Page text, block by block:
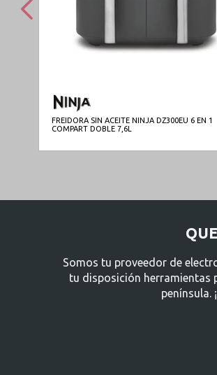
FREIDORA SIN ACEITE NINJA DZ300EU 6 EN 1
COMPART DOBLE 7,6L
Somos tu proveedor de
tu disposición herramientas
península.